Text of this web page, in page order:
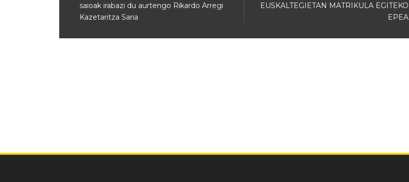
saioak irabazi du aurtengo Rikardo Arregi
Kazetaritza Saria
EUSKALTEGIETAN MATRIKULA EGITEKO
EPEA